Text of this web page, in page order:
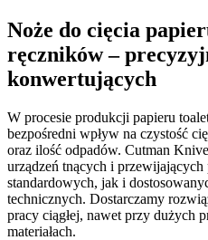
Noże do cięcia
ręczników –
konwertujących
W procesie produkcji papieru
bezpośredni wpływ na czystość
oraz ilość odpadów. Cutman
urządzeń tnących i
standardowych, jak i
technicznych. Dostarczamy
pracy ciągłej, nawet przy dużych
materiałach.